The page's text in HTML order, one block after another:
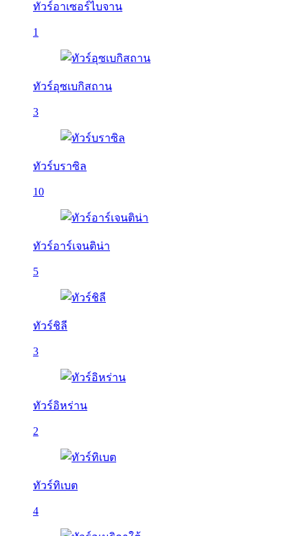
ทัวร์อาเซอร์ไบจาน
1
ทัวร์อุซเบกิสถาน
3
ทัวร์บราซิล
10
ทัวร์อาร์เจนติน่า
5
ทัวร์ชิลี
3
ทัวร์อิหร่าน
2
ทัวร์ทิเบต
4